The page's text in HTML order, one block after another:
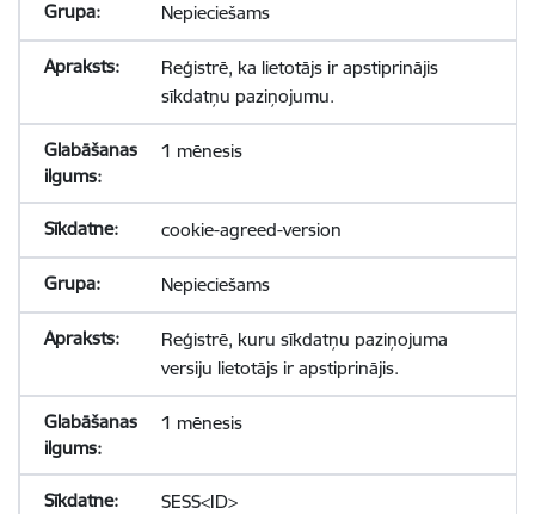
Nepieciešams
Reģistrē, ka lietotājs ir apstiprinājis
sīkdatņu paziņojumu.
1 mēnesis
cookie-agreed-version
Nepieciešams
Reģistrē, kuru sīkdatņu paziņojuma
versiju lietotājs ir apstiprinājis.
1 mēnesis
SESS<ID>